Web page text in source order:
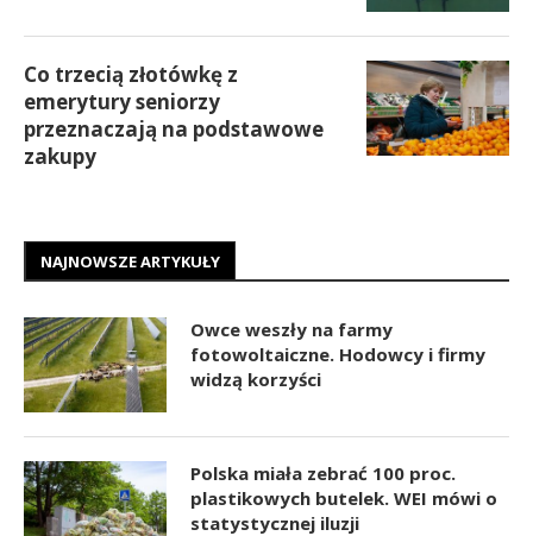
Co trzecią złotówkę z
emerytury seniorzy
przeznaczają na podstawowe
zakupy
NAJNOWSZE ARTYKUŁY
Owce weszły na farmy
fotowoltaiczne. Hodowcy i firmy
widzą korzyści
Polska miała zebrać 100 proc.
plastikowych butelek. WEI mówi o
statystycznej iluzji